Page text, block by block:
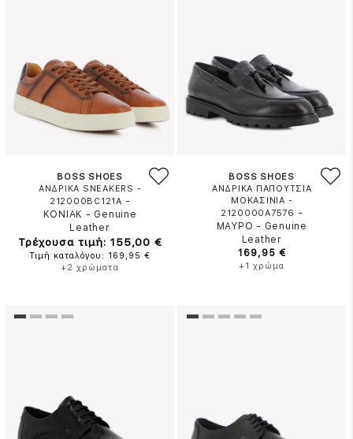
BOSS SHOES
ΑΝΔΡΙΚΑ SNEAKERS -
212000BC121A -
ΚΟΝΙΑΚ - Genuine
Leather
Τρέχουσα τιμή: 155,00 €
Τιμή καταλόγου: 169,95 €
+2 χρώματα
BOSS SHOES
ΑΝΔΡΙΚΑ ΠΑΠΟΥΤΣΙΑ
ΜΟΚΑΣΙΝΙΑ -
2120000A7576 -
ΜΑΥΡΟ - Genuine
Leather
169,95 €
+1 χρώμα